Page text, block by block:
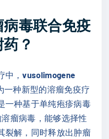
毒联合免疫
？
中，vusolimogene
一种新型的溶瘤免疫疗
一种基于单纯疱疹病毒
溶瘤病毒，能够选择性
裂解，同时释放出肿瘤